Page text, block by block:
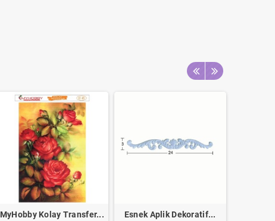
MyHobby Kolay Transfer... Esnek Aplik Dekoratif...